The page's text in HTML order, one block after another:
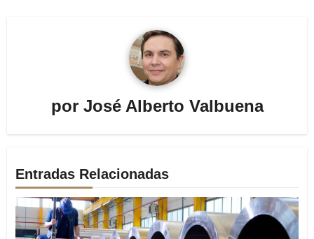
por José Alberto Valbuena
Entradas Relacionadas